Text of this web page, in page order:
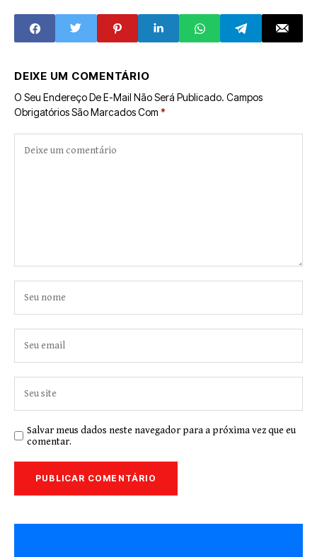
DEIXE UM COMENTÁRIO
O Seu Endereço De E-Mail Não Será Publicado. Campos
Obrigatórios São Marcados Com *
Salvar meus dados neste navegador para a próxima vez que eu
comentar.